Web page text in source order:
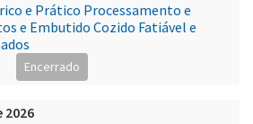
e Prático Processamento e
e Embutido Cozido Fatiável e
Encerrado
2026